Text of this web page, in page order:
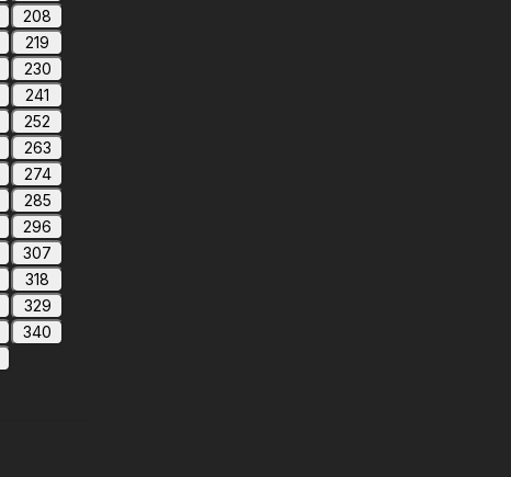
208
219
230
241
252
263
274
285
296
307
318
329
340